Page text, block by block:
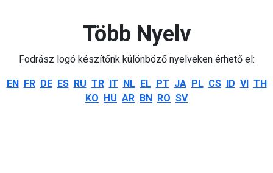
Több Nyelv
Fodrász logó készítőnk különböző nyelveken érhető el:
EN FR DE ES RU TR IT NL EL PT JA PL CS ID VI TH
KO HU AR BN RO SV